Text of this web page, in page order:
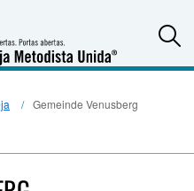
Gemeinde Venusberg